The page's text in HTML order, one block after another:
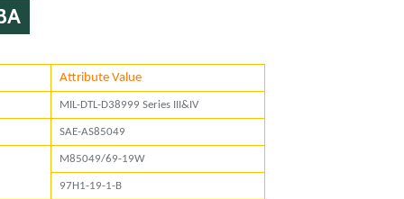
Attribute Value
MIL-DTL-D38999 Series III&IV
SAE-AS85049
M85049/69-19W
97H1-19-1-B